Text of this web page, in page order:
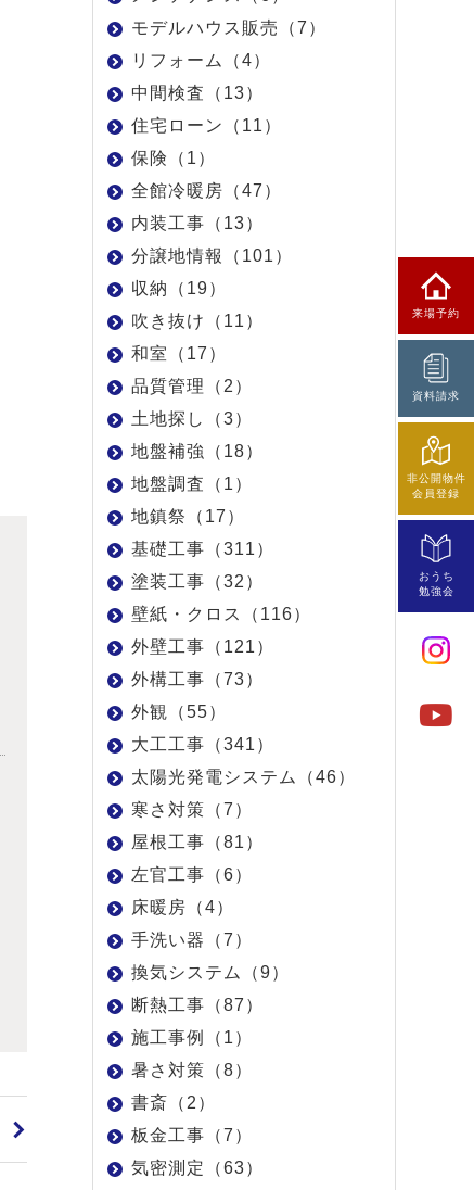
来場予約
資料請求
非公開物件
会員登録
おうち
勉強会
モデルハウス販売（7）
リフォーム（4）
中間検査（13）
住宅ローン（11）
保険（1）
全館冷暖房（47）
内装工事（13）
分譲地情報（101）
収納（19）
吹き抜け（11）
和室（17）
品質管理（2）
土地探し（3）
地盤補強（18）
地盤調査（1）
地鎮祭（17）
基礎工事（311）
塗装工事（32）
壁紙・クロス（116）
外壁工事（121）
外構工事（73）
外観（55）
大工工事（341）
太陽光発電システム（46）
寒さ対策（7）
屋根工事（81）
左官工事（6）
床暖房（4）
手洗い器（7）
換気システム（9）
断熱工事（87）
施工事例（1）
暑さ対策（8）
書斎（2）
板金工事（7）
気密測定（63）